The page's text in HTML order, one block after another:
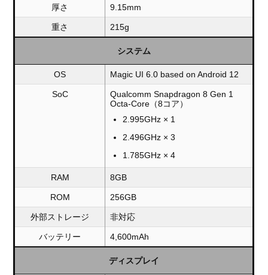
厚さ 9.15mm
重さ 215g
システム
OS Magic UI 6.0 based on Android 12
SoC
Qualcomm Snapdragon 8 Gen 1
Octa-Core（8コア）
2.995GHz × 1
2.496GHz × 3
1.785GHz × 4
RAM 8GB
ROM 256GB
外部ストレージ 非対応
バッテリー 4,600mAh
ディスプレイ